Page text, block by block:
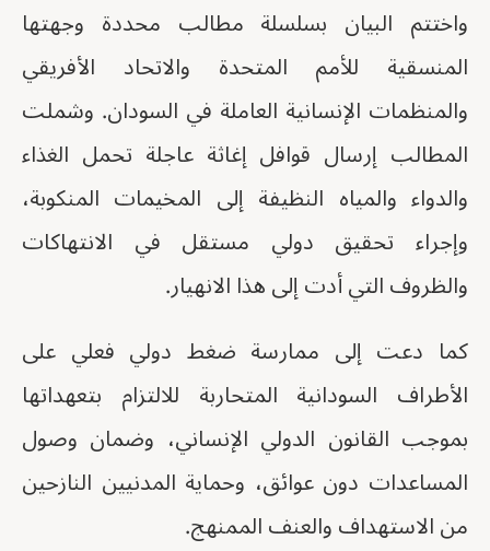
واختتم البيان بسلسلة مطالب محددة وجهتها
المنسقية للأمم المتحدة والاتحاد الأفريقي
والمنظمات الإنسانية العاملة في السودان. وشملت
المطالب إرسال قوافل إغاثة عاجلة تحمل الغذاء
والدواء والمياه النظيفة إلى المخيمات المنكوبة،
وإجراء تحقيق دولي مستقل في الانتهاكات
والظروف التي أدت إلى هذا الانهيار.
كما دعت إلى ممارسة ضغط دولي فعلي على
الأطراف السودانية المتحاربة للالتزام بتعهداتها
بموجب القانون الدولي الإنساني، وضمان وصول
المساعدات دون عوائق، وحماية المدنيين النازحين
من الاستهداف والعنف الممنهج.